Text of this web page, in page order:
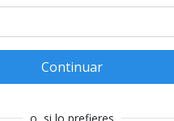
Continuar